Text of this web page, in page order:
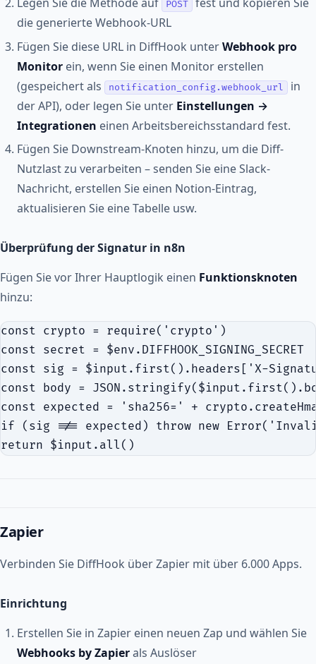
POST
die generierte Webhook-URL
Fügen Sie diese URL in DiffHook unterWebhook pro
Monitor ein, wenn Sie einen Monitor erstellen
(gespeichert als
notification_config.webhook_url
in
der API), oder legen Sie unter Einstellungen →
Integrationen einen Arbeitsbereichsstandard fest.
Fügen Sie Downstream-Knoten hinzu, um die Diff-
Nutzlast zu verarbeiten – senden Sie eine Slack-
Nachricht, erstellen Sie einen Notion-Eintrag,
aktualisieren Sie eine Tabelle usw.
Überprüfung der Signatur in n8n
Fügen Sie vor Ihrer Hauptlogik einen Funktionsknoten
hinzu:
const crypto = require('crypto')
const secret = $env.DIFFHOOK_SIGNING_SECRET
const sig = $input.first().headers['X-
const body =
const expected = 'sha256=' +
if (sig !== expected) throw new
Zapier
Verbinden Sie DiffHook über Zapier mit über 6.000 Apps.
Einrichtung
Erstellen Sie in Zapier einen neuen Zap und wählen Sie
Webhooks by Zapierals Auslöser